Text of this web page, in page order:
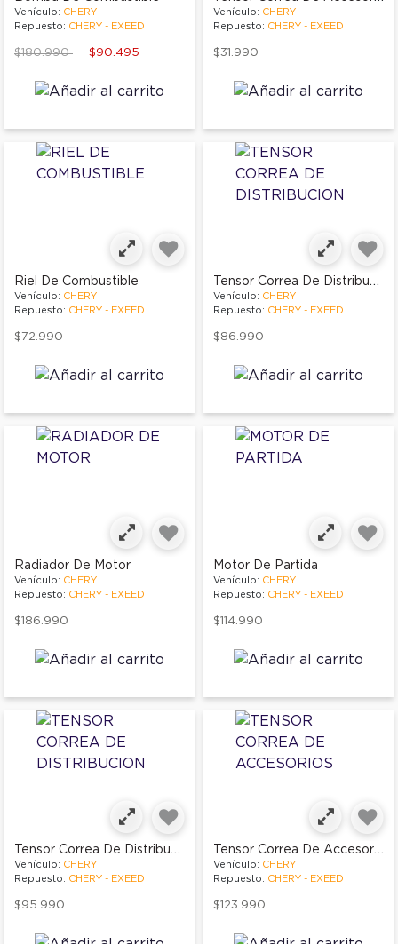
Vehículo: CHERY
Repuesto: CHERY - EXEED
Price reduced from
$180.990to $90.495
Vehículo: CHERY
Repuesto: CHERY - EXEED
$31.990
Riel De Combustible
Vehículo: CHERY
Repuesto: CHERY - EXEED
$72.990
Tensor Correa De Distribucion
Vehículo: CHERY
Repuesto: CHERY - EXEED
$86.990
Radiador De Motor
Vehículo: CHERY
Repuesto: CHERY - EXEED
$186.990
Motor De Partida
Vehículo: CHERY
Repuesto: CHERY - EXEED
$114.990
Tensor Correa De Distribucion
Vehículo: CHERY
Repuesto: CHERY - EXEED
$95.990
Tensor Correa De Accesorios
Vehículo: CHERY
Repuesto: CHERY - EXEED
$123.990